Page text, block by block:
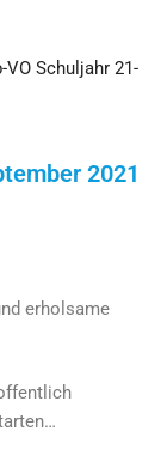
VO Schuljahr 21-
2021
erholsame